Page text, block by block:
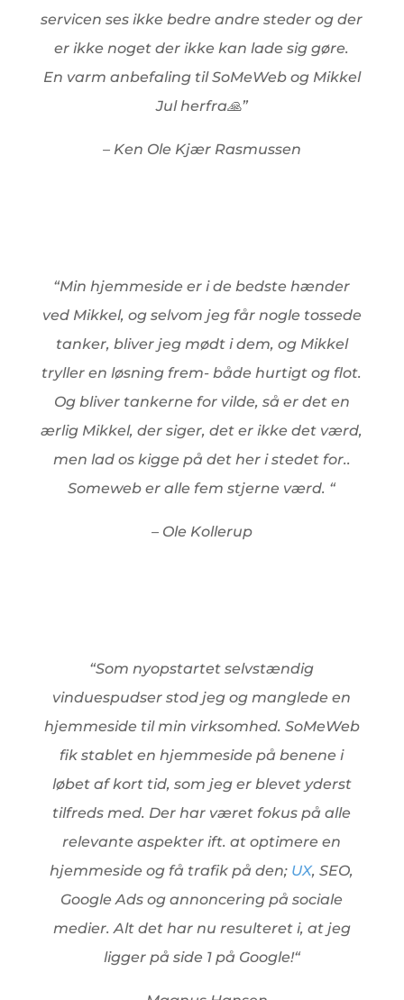
servicen ses ikke bedre andre steder og der
er ikke noget der ikke kan lade sig gøre.
En varm anbefaling til SoMeWeb og Mikkel
Jul herfra🙏”
– Ken Ole Kjær Rasmussen
“Min hjemmeside er i de bedste hænder
ved Mikkel, og selvom jeg får nogle tossede
tanker, bliver jeg mødt i dem, og Mikkel
tryller en løsning frem- både hurtigt og flot.
Og bliver tankerne for vilde, så er det en
ærlig Mikkel, der siger, det er ikke det værd,
men lad os kigge på det her i stedet for..
Someweb er alle fem stjerne værd. “
– Ole Kollerup
“Som nyopstartet selvstændig
vinduespudser stod jeg og manglede en
hjemmeside til min virksomhed. SoMeWeb
fik stablet en hjemmeside på benene i
løbet af kort tid, som jeg er blevet yderst
tilfreds med. Der har været fokus på alle
relevante aspekter ift. at optimere en
hjemmeside og få trafik på den; UX, SEO,
Google Ads og annoncering på sociale
medier. Alt det har nu resulteret i, at jeg
ligger på side 1 på Google!“